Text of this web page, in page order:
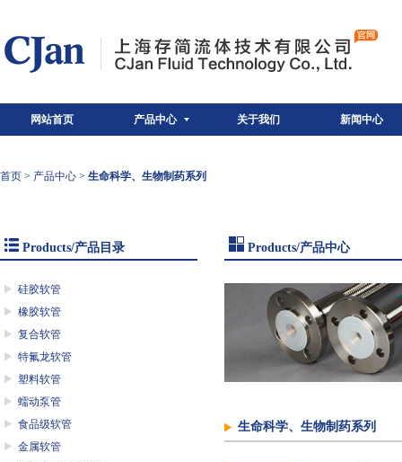
网站首页 产品中心 关于我们 新闻中心
首页 > 产品中心 > 生命科学、生物制药系列
Products/产品目录
硅胶软管
橡胶软管
复合软管
特氟龙软管
塑料软管
蠕动泵管
食品级软管
金属软管
Products/产品中心
生命科学、生物制药系列